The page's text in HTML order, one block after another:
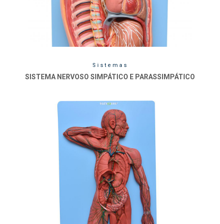
Sistemas
SISTEMA NERVOSO SIMPÁTICO E PARASSIMPÁTICO